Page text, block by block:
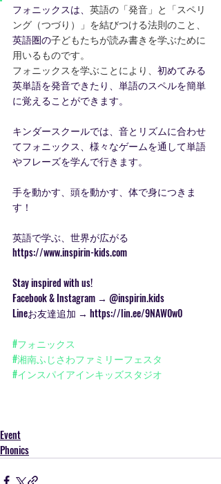
フォニックスは、 英語の「発音」と「スペリ
ング（つづり）」を結びつける法則のこと、
英語圏の子どもたちが読み書きを学ぶために
用いるものです。
フォニックスを学ぶことにより、 初めてみる
英単語を発音できたり、単語のスペルを簡単
に覚えることができます。
キンダースクールでは、音とリズムに合わせ
てフォニックス、様々なゲームを通して単語
やフレーズを学んで行きます。
手を動かす、頭を動かす、体で身につきま
す！
英語で学ぶ、世界が広がる
https://www.inspirin-kids.com
Stay inspired with us!
Facebook & Instagram → @inspirin.kids
Lineお友達追加 → https://lin.ee/9NAW0w0
#フォニックス
#湘南ふじさわファミリーフェスタ
#インスパイアインキッズスタジオ
Event
Phonics